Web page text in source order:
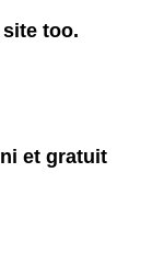
too.
et gratuit